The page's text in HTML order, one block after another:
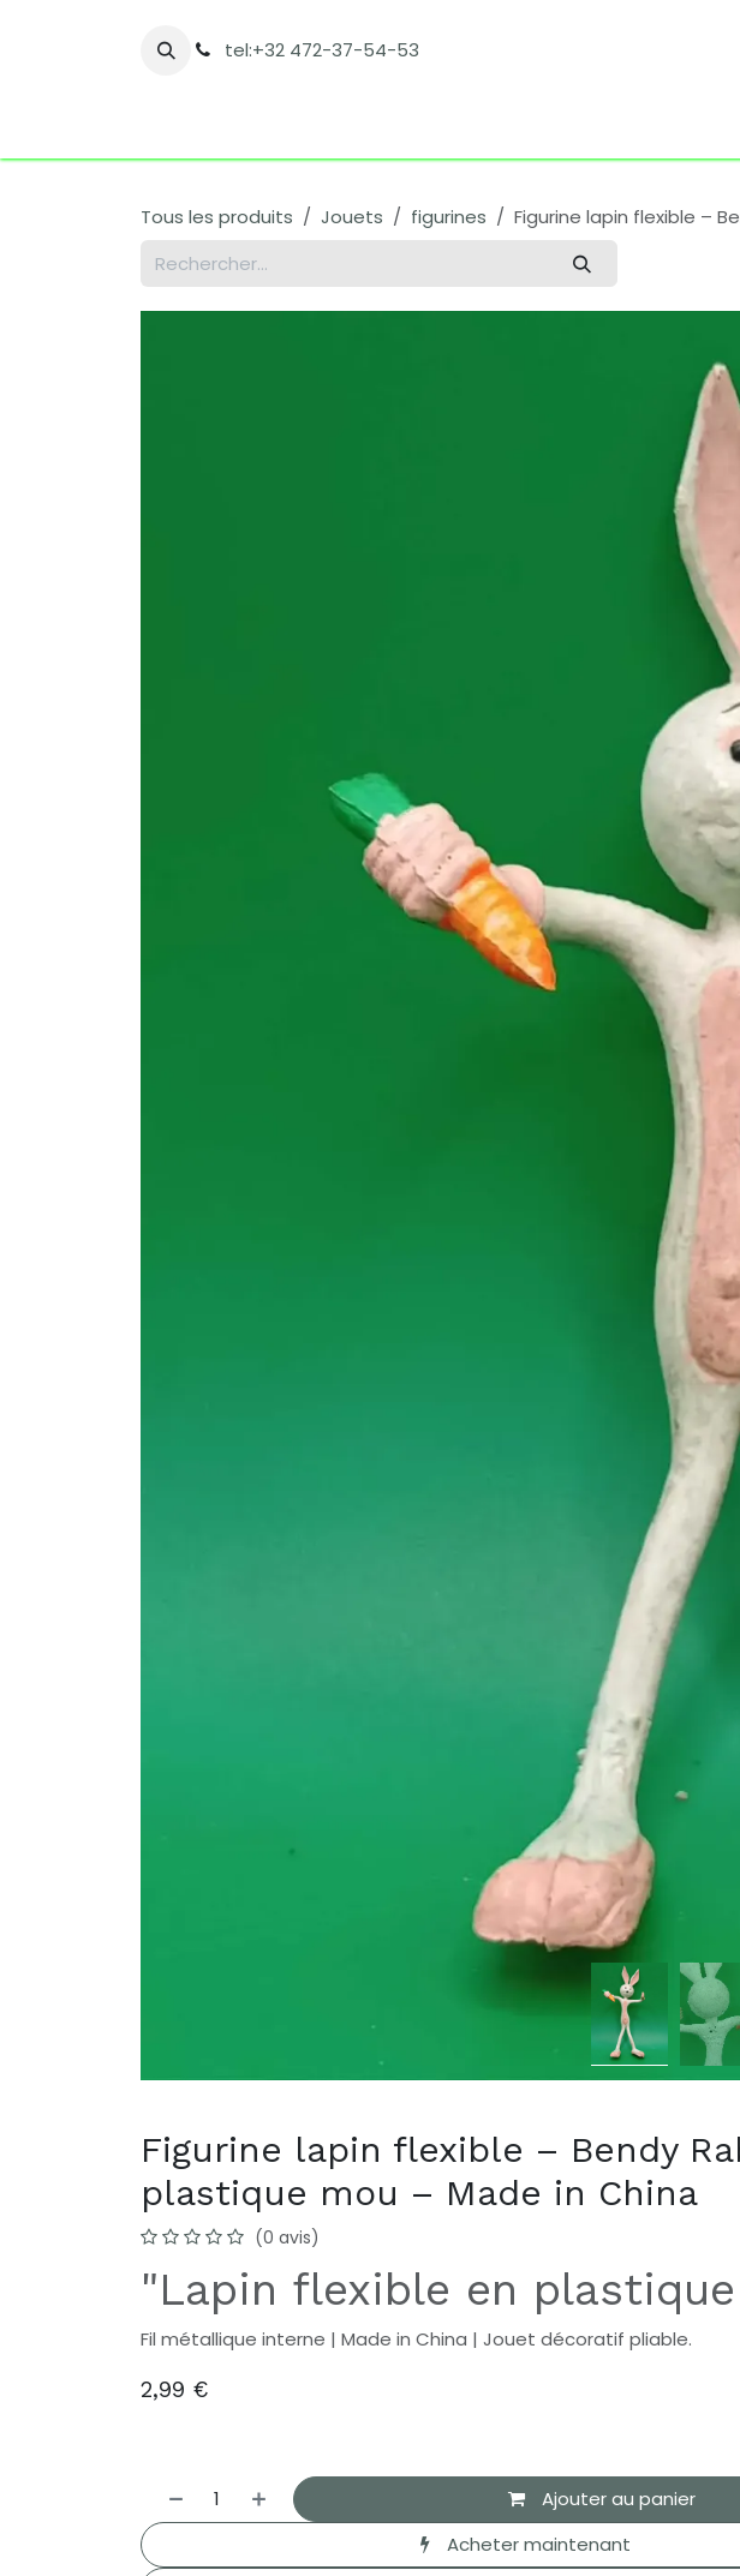
tel:+32 472-37-54-53
Tous les produits Jouets figurines Figurine lapin flexible –
Figurine lapin flexible – Bendy
plastique mou – Made in China
(0 avis)
"Lapin flexible en
Fil métallique interne | Made in China | Jouet décoratif pliable.
2,99 €
Ajouter au panier
Acheter maintenant